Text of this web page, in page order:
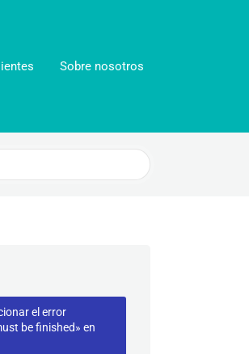
Sobre nosotros
el error
be finished» en